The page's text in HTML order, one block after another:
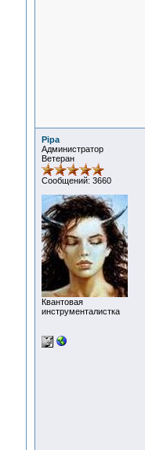
Pipa
Администратор
Ветеран
Сообщений: 3660
Квантовая
инструменталистка